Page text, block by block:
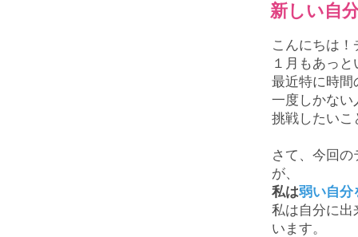
新しい自
こんにちは
１月もあっ
最近特に時間
一度しかない
挑戦したいこ
さて、今回の
が、
私は弱い自分
私は自分に出
います。